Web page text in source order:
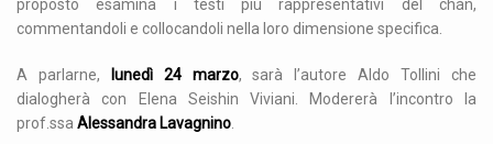
proposto esamina i testi più rappresentativi del chán,
commentandoli e collocandoli nella loro dimensione specifica.
A parlarne, lunedì 24 marzo, sarà l’autore Aldo Tollini che
dialogherà con Elena Seishin Viviani. Modererà l’incontro la
prof.ssa Alessandra Lavagnino